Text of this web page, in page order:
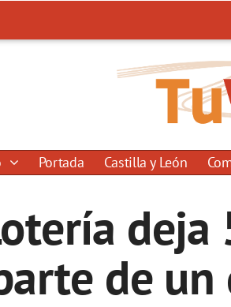
Portada Castilla y León
de